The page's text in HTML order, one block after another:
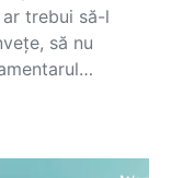
trebui să-l
să nu